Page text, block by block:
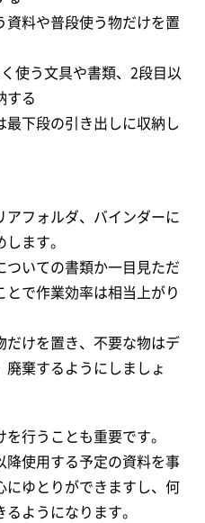
資料や普段使う物だけを置
使う文具や書類、2段目以
する
最下段の引き出しに収納し
フォルダ、バインダーに
ます。
いての書類か一目見ただ
で作業効率は相当上がり
けを置き、不要な物はデ
棄するようにしましょ
行うことも重要です。
使用する予定の資料を事
ゆとりができますし、何
ようになります。